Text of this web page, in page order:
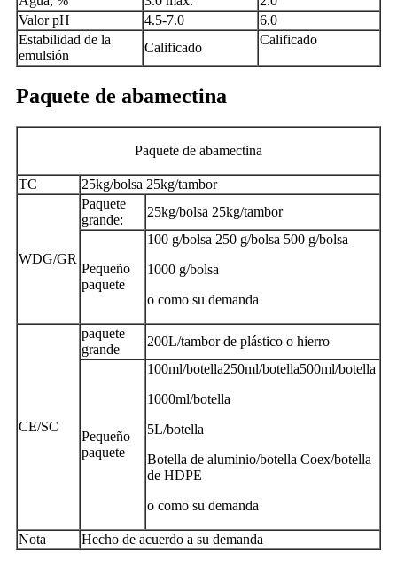
Valor pH
4.5-7.0
6.0
Estabilidad de la
emulsión
Calificado
Calificado
Paquete de abamectina
Paquete de abamectina
TC 25kg/bolsa 25kg/tambor
WDG/GR
Paquete
grande:
25kg/bolsa 25kg/tambor
Pequeño
paquete
100 g/bolsa 250 g/bolsa 500 g/bolsa
1000 g/bolsa
o como su demanda
CE/SC
paquete
grande
200L/tambor de plástico o hierro
Pequeño
paquete
100ml/botella250ml/botella500ml/botella
1000ml/botella
5L/botella
Botella de aluminio/botella Coex/botella
de HDPE
o como su demanda
Nota Hecho de acuerdo a su demanda